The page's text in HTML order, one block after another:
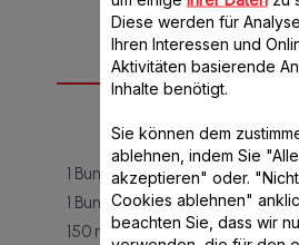
Zutaten
FÜR 4
1 Bund Koriander
1 Bund glatte Petersilie
150 ml Olivenöl
Diese werden für
Ihren Interessen und
Aktivitäten basierende
Inhalte benötigt.
Sie können dem
ablehnen, indem Sie
akzeptieren" oder.
Cookies ablehnen"
beachten Sie, dass wir